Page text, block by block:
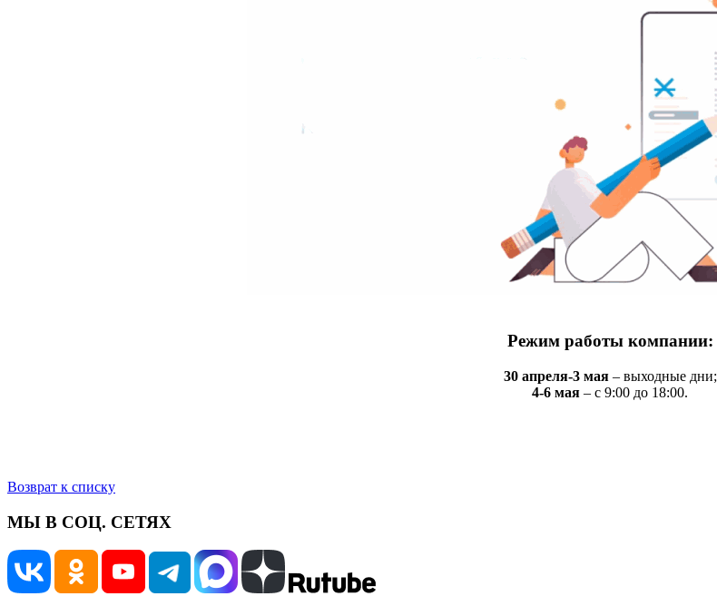
Режим работы компании:
30 апреля-3 мая– выходные дни;
4-6 мая – с 9:00 до 18:00.
Возврат к списку
МЫ В СОЦ. СЕТЯХ